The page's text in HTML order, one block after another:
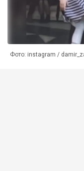
Фото: instagram /